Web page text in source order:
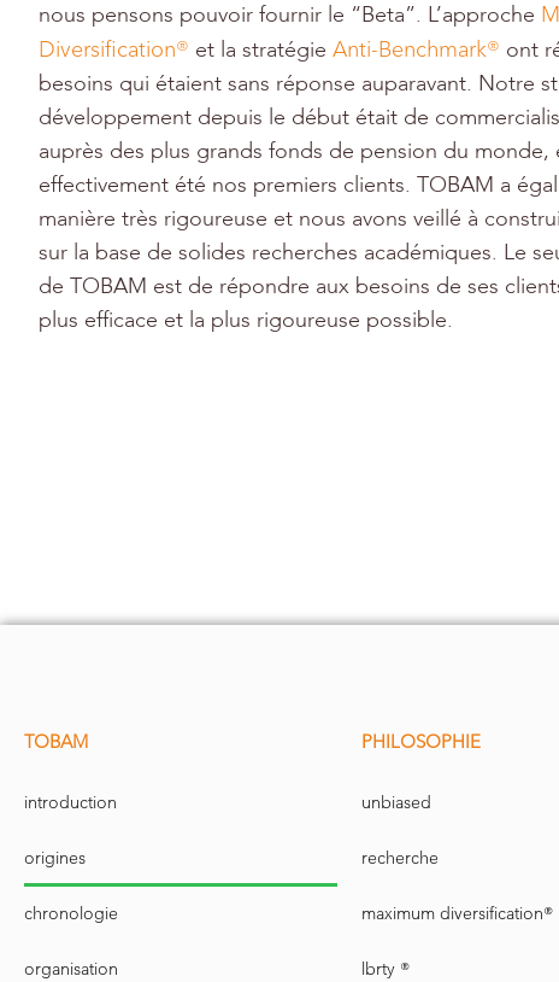
nous pensons pouvoir fournir le “Beta”. L’approche
Diversification® et la stratégie Anti-Benchmark® ont
besoins qui étaient sans réponse auparavant. Notre
développement depuis le début était de
auprès des plus grands fonds de pension du monde,
effectivement été nos premiers clients. TOBAM a
manière très rigoureuse et nous avons veillé à
sur la base de solides recherches académiques. Le
de TOBAM est de répondre aux besoins de ses
plus efficace et la plus rigoureuse possible.
TOBAM
introduction
origines
chronologie
organisation
PHILOSOPHIE
unbiased
recherche
maximum diversification®
lbrty ®